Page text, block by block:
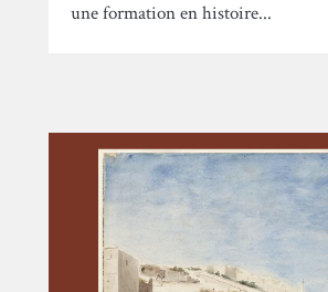
une formation en histoire...